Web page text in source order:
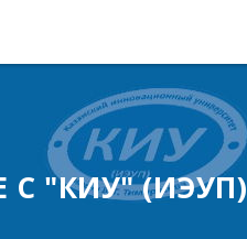
С "КИУ" (ИЭУП)